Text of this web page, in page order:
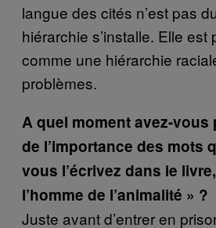
langue des cités n’est pas
hiérarchie s’installe. Elle est
comme une hiérarchie
problèmes.
A quel moment avez-
de l’importance des mots
vous l’écrivez dans le
l’homme de l’animalité » ?
Juste avant d’entrer en